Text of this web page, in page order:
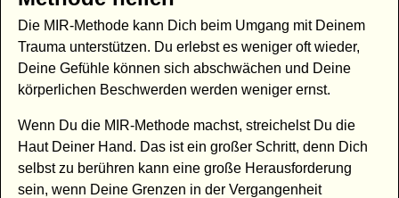
Die MIR-Methode kann Dich beim Umgang mit Deinem
Trauma unterstützen. Du erlebst es weniger oft wieder,
Deine Gefühle können sich abschwächen und Deine
körperlichen Beschwerden werden weniger ernst.
Wenn Du die MIR-Methode machst, streichelst Du die
Haut Deiner Hand. Das ist ein großer Schritt, denn Dich
selbst zu berühren kann eine große Herausforderung
sein, wenn Deine Grenzen in der Vergangenheit